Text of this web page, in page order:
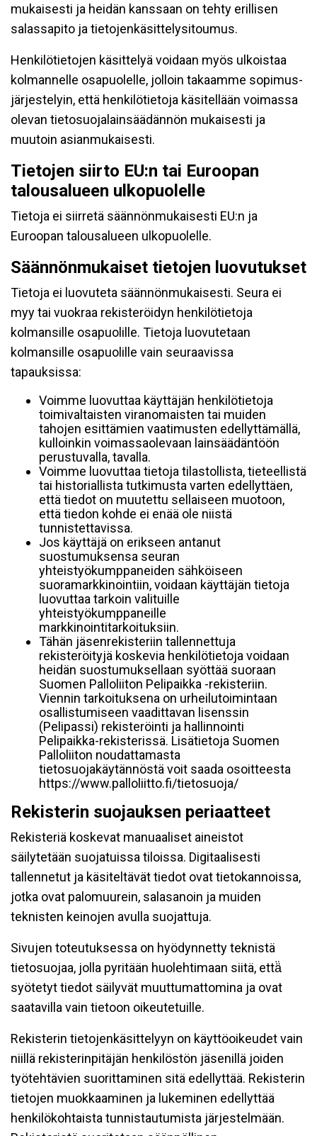
mukaisesti ja heidän kanssaan on tehty erillisen
salassapito ja tietojenkäsittelysitoumus.
Henkilötietojen käsittelyä voidaan myös ulkoistaa
kolmannelle osapuolelle, jolloin takaamme sopimus-
järjestelyin, että henkilötietoja käsitellään voimassa
olevan tietosuojalainsäädännön mukaisesti ja
muutoin asianmukaisesti.
Tietojen siirto EU:n tai Euroopan
talousalueen ulkopuolelle
Tietoja ei siirretä säännönmukaisesti EU:n ja
Euroopan talousalueen ulkopuolelle.
Säännönmukaiset tietojen luovutukset
Tietoja ei luovuteta säännönmukaisesti. Seura ei
myy tai vuokraa rekisteröidyn henkilötietoja
kolmansille osapuolille. Tietoja luovutetaan
kolmansille osapuolille vain seuraavissa
tapauksissa:
Voimme luovuttaa käyttäjän henkilötietoja
toimivaltaisten viranomaisten tai muiden
tahojen esittämien vaatimusten edellyttämällä,
kulloinkin voimassaolevaan lainsäädäntöön
perustuvalla, tavalla.
Voimme luovuttaa tietoja tilastollista, tieteellistä
tai historiallista tutkimusta varten edellyttäen,
että tiedot on muutettu sellaiseen muotoon,
että tiedon kohde ei enää ole niistä
tunnistettavissa.
Jos käyttäjä on erikseen antanut
suostumuksensa seuran
yhteistyökumppaneiden sähköiseen
suoramarkkinointiin, voidaan käyttäjän tietoja
luovuttaa tarkoin valituille
yhteistyökumppaneille
markkinointitarkoituksiin.
Tähän jäsenrekisteriin tallennettuja
rekisteröityjä koskevia henkilötietoja voidaan
heidän suostumuksellaan syöttää suoraan
Suomen Palloliiton Pelipaikka -rekisteriin.
Viennin tarkoituksena on urheilutoimintaan
osallistumiseen vaadittavan lisenssin
(Pelipassi) rekisteröinti ja hallinnointi
Pelipaikka-rekisterissä. Lisätietoja Suomen
Palloliiton noudattamasta
tietosuojakäytännöstä voit saada osoitteesta
https://www.palloliitto.fi/tietosuoja/
Rekisterin suojauksen periaatteet
Rekisteriä koskevat manuaaliset aineistot
säilytetään suojatuissa tiloissa. Digitaalisesti
tallennetut ja käsiteltävät tiedot ovat tietokannoissa,
jotka ovat palomuurein, salasanoin ja muiden
teknisten keinojen avulla suojattuja.
Sivujen toteutuksessa on hyödynnetty teknistä
tietosuojaa, jolla pyritään huolehtimaan siitä, että̈
syötetyt tiedot säilyvät muuttumattomina ja ovat
saatavilla vain tietoon oikeutetuille.
Rekisterin tietojenkäsittelyyn on käyttöoikeudet vain
niillä rekisterinpitäjän henkilöstön jäsenillä joiden
työtehtävien suorittaminen sitä edellyttää. Rekisterin
tietojen muokkaaminen ja lukeminen edellyttää
henkilökohtaista tunnistautumista järjestelmään.